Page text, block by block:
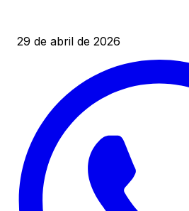
29 de abril de 2026